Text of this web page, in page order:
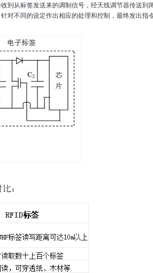
到从标签发送来的调制信号，经天线调节器传送
不同的设定作出相应的处理和控制，最终发出指